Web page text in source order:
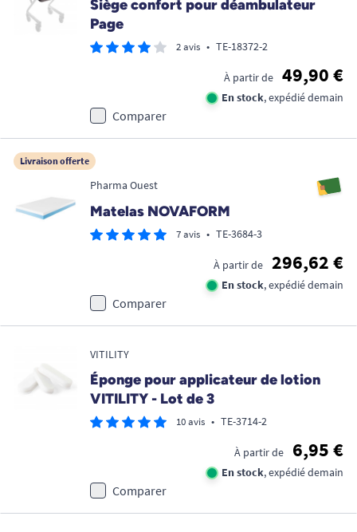
Siège confort pour déambulateur
Page
2 avis • TE-18372-2
À partir de 49,90 €
En stock, expédié demain
Comparer
Livraison offerte
Pharma Ouest
Matelas NOVAFORM
7 avis • TE-3684-3
À partir de 296,62 €
En stock, expédié demain
Comparer
VITILITY
Éponge pour applicateur de lotion
VITILITY - Lot de 3
10 avis • TE-3714-2
À partir de 6,95 €
En stock, expédié demain
Comparer